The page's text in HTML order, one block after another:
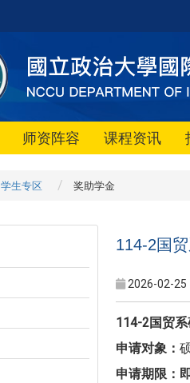
师资阵容 课程资讯
学生专区 奖助学金
114-2国
2026-02-25
114-2国贸系
申请对象：
申请期限：